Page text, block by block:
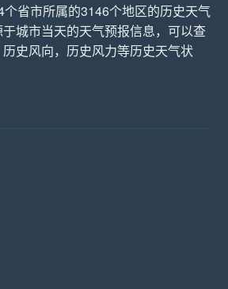
省市所属的3146个地区的历史天气
城市当天的天气预报信息，可以查
史风向，历史风力等历史天气状